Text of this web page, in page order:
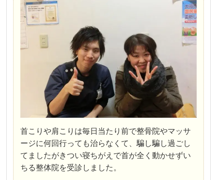
首こりや肩こりは毎日当たり前で整骨院やマッサ
ージに何回行っても治らなくて、騙し騙し過ごし
てましたがきつい寝ちがえで首が全く動かせずい
ちる整体院を受診しました。